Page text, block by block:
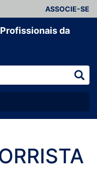
ASSOCIE-SE
da